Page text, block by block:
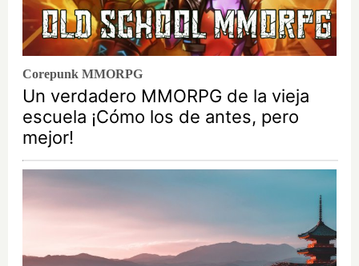
Corepunk MMORPG
Un verdadero MMORPG de la vieja
escuela ¡Cómo los de antes, pero
mejor!